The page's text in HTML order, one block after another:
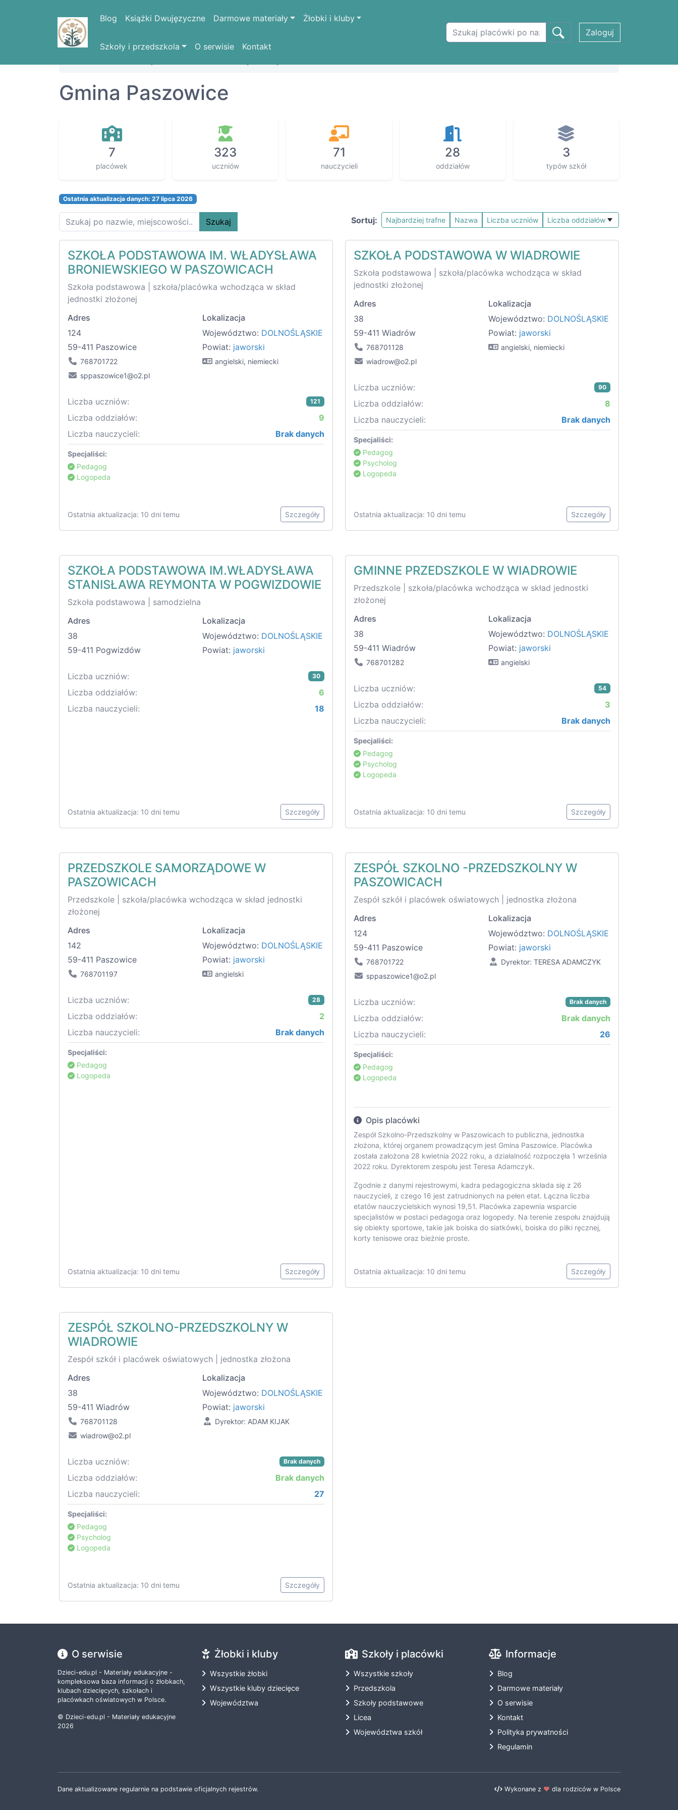
Blog Książki Dwujęzyczne Darmowe materiały Żłobki i kluby
Szkoły i przedszkola O serwisie Kontakt
Zaloguj
Gmina Paszowice
7
placówek
323
uczniów
71
nauczycieli
28
oddziałów
3
typów szkół
Ostatnia aktualizacja danych: 27 lipca 2026
Szukaj Sortuj: Najbardziej trafne Nazwa Liczba uczniów Liczba oddziałów
SZKOŁA PODSTAWOWA IM. WŁADYSŁAWA
BRONIEWSKIEGO W PASZOWICACH
Szkoła podstawowa | szkoła/placówka wchodząca w skład
jednostki złożonej
Adres
124
59-411 Paszowice
768701722
sppaszowice1@o2.pl
Lokalizacja
Województwo: DOLNOŚLĄSKIE
Powiat: jaworski
angielski, niemiecki
Liczba uczniów: 121
Liczba oddziałów:
9
Liczba nauczycieli:
Brak danych
Specjaliści:
Pedagog
Logopeda
Ostatnia aktualizacja: 10 dni temu Szczegóły
SZKOŁA PODSTAWOWA W WIADROWIE
Szkoła podstawowa | szkoła/placówka wchodząca w skład
jednostki złożonej
Adres
38
59-411 Wiadrów
768701128
wiadrow@o2.pl
Lokalizacja
Województwo: DOLNOŚLĄSKIE
Powiat: jaworski
angielski, niemiecki
Liczba uczniów: 90
Liczba oddziałów:
8
Liczba nauczycieli:
Brak danych
Specjaliści:
Pedagog
Psycholog
Logopeda
Ostatnia aktualizacja: 10 dni temu Szczegóły
SZKOŁA PODSTAWOWA IM.WŁADYSŁAWA
STANISŁAWA REYMONTA W POGWIZDOWIE
Szkoła podstawowa | samodzielna
Adres
38
59-411 Pogwizdów
Lokalizacja
Województwo: DOLNOŚLĄSKIE
Powiat: jaworski
Liczba uczniów: 30
Liczba oddziałów:
6
Liczba nauczycieli:
18
Ostatnia aktualizacja: 10 dni temu Szczegóły
GMINNE PRZEDSZKOLE W WIADROWIE
Przedszkole | szkoła/placówka wchodząca w skład jednostki
złożonej
Adres
38
59-411 Wiadrów
768701282
Lokalizacja
Województwo: DOLNOŚLĄSKIE
Powiat: jaworski
angielski
Liczba uczniów: 54
Liczba oddziałów:
3
Liczba nauczycieli:
Brak danych
Specjaliści:
Pedagog
Psycholog
Logopeda
Ostatnia aktualizacja: 10 dni temu Szczegóły
PRZEDSZKOLE SAMORZĄDOWE W
PASZOWICACH
Przedszkole | szkoła/placówka wchodząca w skład jednostki
złożonej
Adres
142
59-411 Paszowice
768701197
Lokalizacja
Województwo: DOLNOŚLĄSKIE
Powiat: jaworski
angielski
Liczba uczniów: 28
Liczba oddziałów:
2
Liczba nauczycieli:
Brak danych
Specjaliści:
Pedagog
Logopeda
Ostatnia aktualizacja: 10 dni temu Szczegóły
ZESPÓŁ SZKOLNO -PRZEDSZKOLNY W
PASZOWICACH
Zespół szkół i placówek oświatowych | jednostka złożona
Adres
124
59-411 Paszowice
768701722
sppaszowice1@o2.pl
Lokalizacja
Województwo: DOLNOŚLĄSKIE
Powiat: jaworski
Dyrektor: TERESA ADAMCZYK
Liczba uczniów: Brak danych
Liczba oddziałów:
Brak danych
Liczba nauczycieli:
26
Specjaliści:
Pedagog
Logopeda
Opis placówki
Zespół Szkolno-Przedszkolny w Paszowicach to publiczna, jednostka
złożona, której organem prowadzącym jest Gmina Paszowice. Placówka
została założona 28 kwietnia 2022 roku, a działalność rozpoczęła 1 września
2022 roku. Dyrektorem zespołu jest Teresa Adamczyk.
Zgodnie z danymi rejestrowymi, kadra pedagogiczna składa się z 26
nauczycieli, z czego 16 jest zatrudnionych na pełen etat. Łączna liczba
etatów nauczycielskich wynosi 19,51. Placówka zapewnia wsparcie
specjalistów w postaci pedagoga oraz logopedy. Na terenie zespołu znajdują
się obiekty sportowe, takie jak boiska do siatkówki, boiska do piłki ręcznej,
korty tenisowe oraz bieżnie proste.
Ostatnia aktualizacja: 10 dni temu Szczegóły
ZESPÓŁ SZKOLNO-PRZEDSZKOLNY W
WIADROWIE
Zespół szkół i placówek oświatowych | jednostka złożona
Adres
38
59-411 Wiadrów
768701128
wiadrow@o2.pl
Lokalizacja
Województwo: DOLNOŚLĄSKIE
Powiat: jaworski
Dyrektor: ADAM KIJAK
Liczba uczniów: Brak danych
Liczba oddziałów:
Brak danych
Liczba nauczycieli:
27
Specjaliści:
Pedagog
Psycholog
Logopeda
Ostatnia aktualizacja: 10 dni temu Szczegóły
O serwisie
Dzieci-edu.pl - Materiały edukacyjne -
kompleksowa baza informacji o żłobkach,
klubach dziecięcych, szkołach i
placówkach oświatowych w Polsce.
© Dzieci-edu.pl - Materiały edukacyjne
2026
Żłobki i kluby
Wszystkie żłobki
Wszystkie kluby dziecięce
Województwa
Szkoły i placówki
Wszystkie szkoły
Przedszkola
Szkoły podstawowe
Licea
Województwa szkół
Informacje
Blog
Darmowe materiały
O serwisie
Kontakt
Polityka prywatności
Regulamin
Dane aktualizowane regularnie na podstawie oficjalnych rejestrów. Wykonane z ❤️ dla rodziców w Polsce